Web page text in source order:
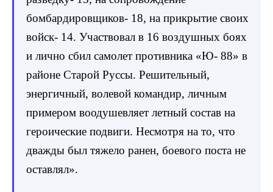
бомбардировщиков- 18, на прикрытие своих
войск- 14. Участвовал в 16 воздушных боях
и лично сбил самолет противника «Ю- 88» в
районе Старой Руссы. Решительный,
энергичный, волевой командир, личным
примером воодушевляет летный состав на
героические подвиги. Несмотря на то, что
дважды был тяжело ранен, боевого поста не
оставлял».